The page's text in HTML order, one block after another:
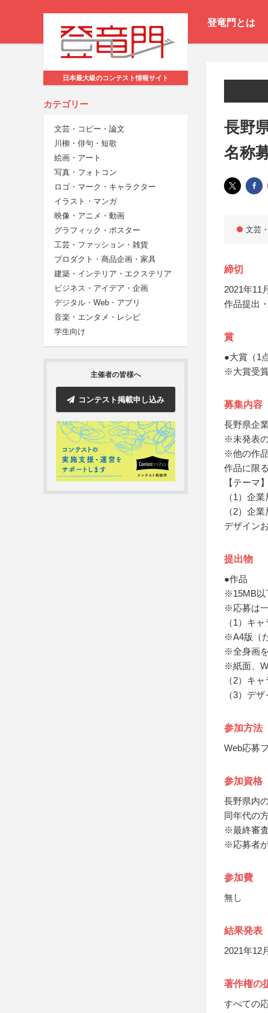
登竜門とは
日本最大級のコンテスト情報サイト
カテゴリー
文芸・コピー・論文
川柳・俳句・短歌
絵画・アート
写真・フォトコン
ロゴ・マーク・キャラクター
イラスト・マンガ
映像・アニメ・動画
グラフィック・ポスター
工芸・ファッション・雑貨
プロダクト・商品企画・家具
建築・インテリア・エクステリア
ビジネス・アイデア・企画
デジタル・Web・アプリ
音楽・エンタメ・レシピ
学生向け
主催者の皆様へ
コンテスト掲載申し込み
長野
名称
文芸
締切
2021年11
作品提出
賞
●大賞（1
※大賞受
募集内容
長野県企
※未発表
※他の作
作品に限る
【テーマ】
（1）企
（2）企
デザイン
提出物
●作品
※15MB以
※応募は
（1）キ
※A4版（
※全身画
※紙面、
（2）キ
（3）デ
参加方法
Web応募
参加資格
長野県内
同年代の
※最終審
※応募者
参加費
無し
結果発表
2021年12
著作権の
すべての